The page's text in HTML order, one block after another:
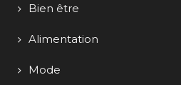
Bien être
Alimentation
Mode